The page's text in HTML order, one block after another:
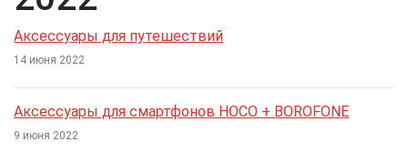
Аксессуары для путешествий
14 июня 2022
Аксессуары для смартфонов HOCO + BOROFONE
9 июня 2022